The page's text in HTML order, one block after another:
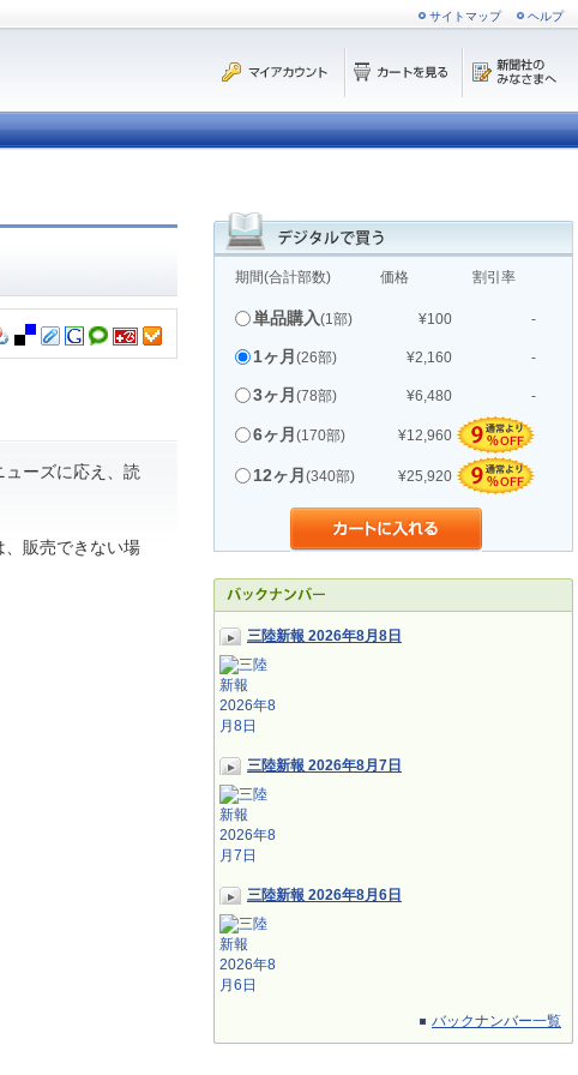
サイトマップ ヘルプ
期間(合計部数) 価格 割引率
単品購入(1部) ¥100 -
1ヶ月 (26部) ¥2,160 -
3ヶ月 (78部) ¥6,480 -
6ヶ月 (170部) ¥12,960
12ヶ月 (340部) ¥25,920
三陸新報 2026年8月8日
三陸新報 2026年8月7日
三陸新報 2026年8月6日
バックナンバー一覧
ーズに応え、読
、販売できない場